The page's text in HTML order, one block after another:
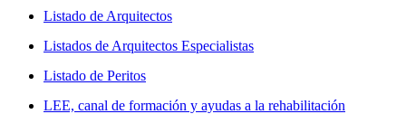
Listado de Arquitectos
Listados de Arquitectos Especialistas
Listado de Peritos
LEE, canal de formación y ayudas a la rehabilitación